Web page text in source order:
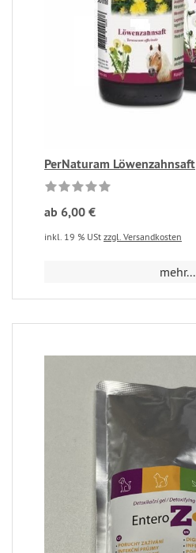
PerNaturam Löwenzahnsaft
ab 6,00 €
inkl. 19 % USt zzgl. Versandkosten
mehr...